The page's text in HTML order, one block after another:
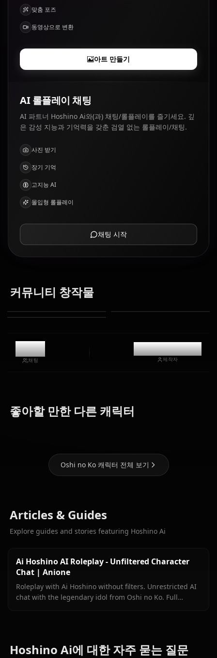
맞춤 포즈
동영상으로 변환
아트 만들기
AI 롤플레이 채팅
AI 파트너 Hoshino Ai와(과) 채팅/롤플레이를 즐기세요. 깊
은 감성 지능과 기억력을 갖춘 검열 없는 롤플레이/채팅.
사진 받기
장기 기억
고지능 AI
몰입형 롤플레이
채팅 시작
커뮤니티 창작물
11.3k
채팅
@casualwaifus
제작자
좋아할 만한 다른 캐릭터
Kurokawa
Oshi no Ko 캐릭터 전체 보기
Articles & Guides
Explore guides and stories featuring Hoshino Ai
Ai Hoshino AI Roleplay - Unfiltered Character
Chat | Anione
Roleplay with Ai Hoshino without filters. Unrestricted AI
chat with the legendary idol from Oshi no Ko. Full
Hoshino Ai에 대한 자주 묻는 질문